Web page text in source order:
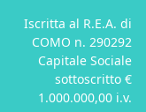
Iscritta al R.E.A. di
COMO n. 290292
Capitale Sociale
sottoscritto €
1.000.000,00 i.v.